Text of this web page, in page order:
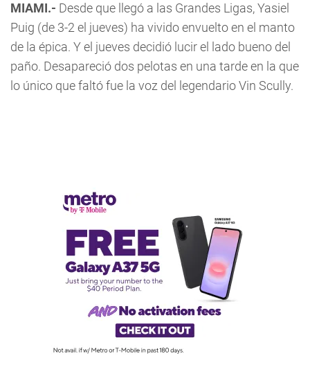
MIAMI.- Desde que llegó a las Grandes Ligas, Yasiel
Puig (de 3-2 el jueves) ha vivido envuelto en el manto
de la épica. Y el jueves decidió lucir el lado bueno del
paño. Desapareció dos pelotas en una tarde en la que
lo único que faltó fue la voz del legendario Vin Scully.